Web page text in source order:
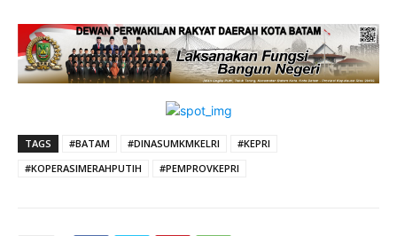
TAGS #BATAM #DINASUMKMKELRI
#KEPRI
#KOPERASIMERAHPUTIH
#PEMPROVKEPRI